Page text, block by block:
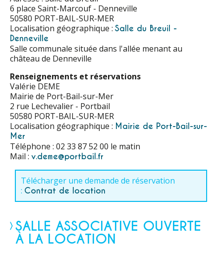
6 place Saint-Marcouf - Denneville
50580 PORT-BAIL-SUR-MER
Localisation géographique : Salle du Breuil -
Denneville
Salle communale située dans l'allée menant au
château de Denneville
Renseignements et réservations
Valérie DEME
Mairie de Port-Bail-sur-Mer
2 rue Lechevalier - Portbail
50580 PORT-BAIL-SUR-MER
Localisation géographique : Mairie de Port-Bail-sur-
Mer
Téléphone : 02 33 87 52 00 le matin
Mail : v.deme@portbail.fr
Télécharger une demande de réservation
: Contrat de location
SALLE ASSOCIATIVE OUVERTE
À LA LOCATION